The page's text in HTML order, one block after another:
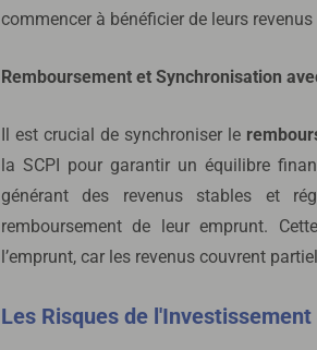
commencer à bénéficier de leurs
Remboursement et Synchronisation
Il est crucial de synchroniser le
la SCPI pour garantir un équilibre
générant des revenus stables et
remboursement de leur emprunt.
l’emprunt, car les revenus couvrent
Les Risques de l'Investissement